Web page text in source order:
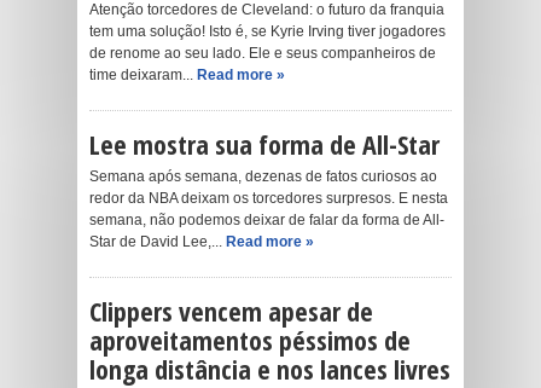
Atenção torcedores de Cleveland: o futuro da franquia
tem uma solução! Isto é, se Kyrie Irving tiver jogadores
de renome ao seu lado. Ele e seus companheiros de
time deixaram... Read more »
Lee mostra sua forma de All-Star
Semana após semana, dezenas de fatos curiosos ao
redor da NBA deixam os torcedores surpresos. E nesta
semana, não podemos deixar de falar da forma de All-
Star de David Lee,... Read more »
Clippers vencem apesar de
aproveitamentos péssimos de
longa distância e nos lances livres